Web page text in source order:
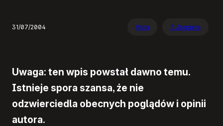
31/07/2004 Varia Z Joggera
Uwaga: ten wpis powstał dawno temu.
Istnieje spora szansa, że nie
odzwierciedla obecnych poglądów i opinii
autora.